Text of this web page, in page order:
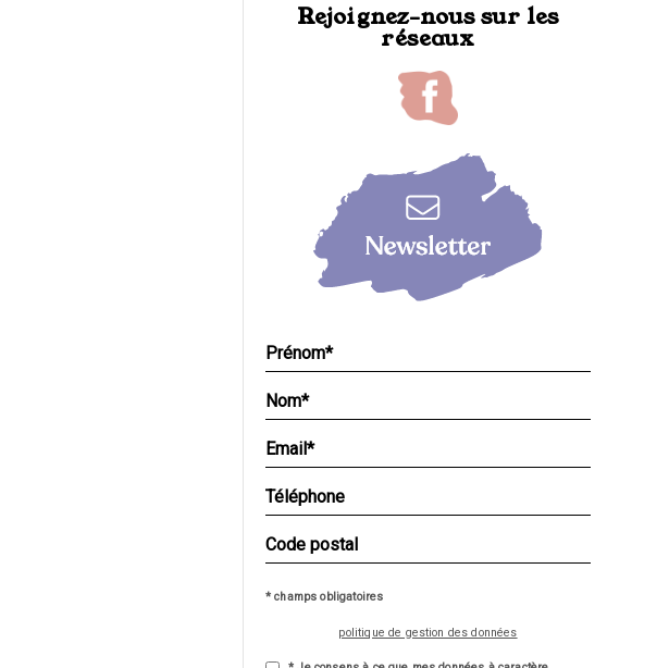
Rejoignez-nous sur les
réseaux
* champs obligatoires
politique de gestion des données